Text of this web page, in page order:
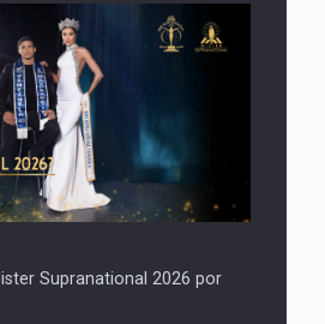
Supranational 2026 por